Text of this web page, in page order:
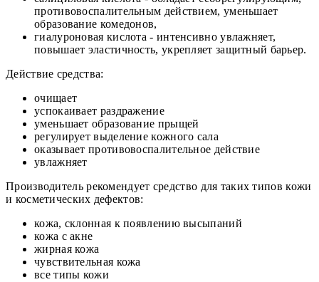
противовоспалительным действием, уменьшает
образование комедонов,
гиалуроновая кислота - интенсивно увлажняет,
повышает эластичность, укрепляет защитный барьер.
Действие средства:
очищает
успокаивает раздражение
уменьшает образование прыщей
регулирует выделение кожного сала
оказывает противовоспалительное действие
увлажняет
Производитель рекомендует средство для таких типов кожи
и косметических дефектов:
кожа, склонная к появлению высыпаний
кожа с акне
жирная кожа
чувствительная кожа
все типы кожи